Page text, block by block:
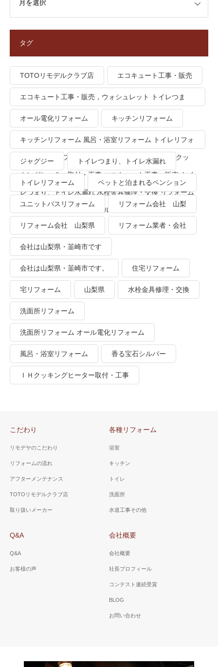
タグ
TOTOリモデルクラブ店 エコキュート工事・販売
エコキュート工事・販売，ウォシュレット トイレつま
り、トイレ水漏れ
オール電化リフォーム キッチンリフォーム
キッチンリフォーム 風呂・浴室リフォーム トイレリフォ
ーム 洗面所リフォーム オール電化リフォーム ＩＨクッ
キングヒーター取付・工事 エコキュート工事・販売 トイ
レつまり、トイレ水漏れ 水栓金具修理・交換 リフォーム
業者・会社 ＴＯＴＯリモデルクラブ
ジャグジー トイレつまり、トイレ水漏れ
トイレリフォーム ペットと泊まれるペンション
ユニットバスリフォーム リフォーム会社 山梨
リフォーム会社 山梨県 リフォーム業者・会社
会社は山梨県・韮崎市です
会社は山梨県・韮崎市です。 住宅リフォーム
宅リフォーム 山梨県 水栓金具修理・交換
洗面所リフォーム
洗面所リフォーム オール電化リフォーム
風呂・浴室リフォーム 香る宝石シルバー
ＩＨクッキングヒーター取付・工事
こだわり
リモデヤのこだわり
リフォームの流れ
アフターメンテナンス
TOTOリモデルクラブ店
取り扱いメーカー
各種リフォーム
浴室
キッチン
トイレ
洗面所
水道工事その他
Q&A
Q&A
お客様の声
会社概要
会社概要
社長プロフィール
コンテスト連続受賞
BLOG
お問い合わせ